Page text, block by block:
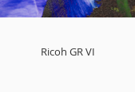
Ricoh GR VI